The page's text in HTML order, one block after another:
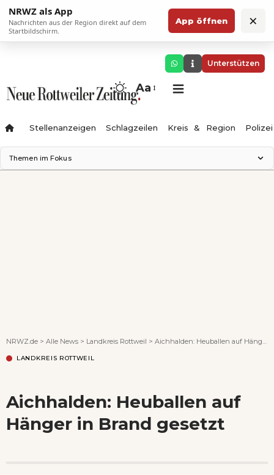
NRWZ als App
Nachrichten aus der Region direkt auf dem
Startbildschirm.
App öffnen ×
Unterstützen
Aa
Stellenanzeigen Schlagzeilen Kreis & Region Polizei
Themen im Fokus
NRWZ.de > Alle News > Landkreis Rottweil > Aichhalden: Heuballen auf Hänger in Brand gesetzt
LANDKREIS ROTTWEIL
Aichhalden: Heuballen auf
Hänger in Brand gesetzt